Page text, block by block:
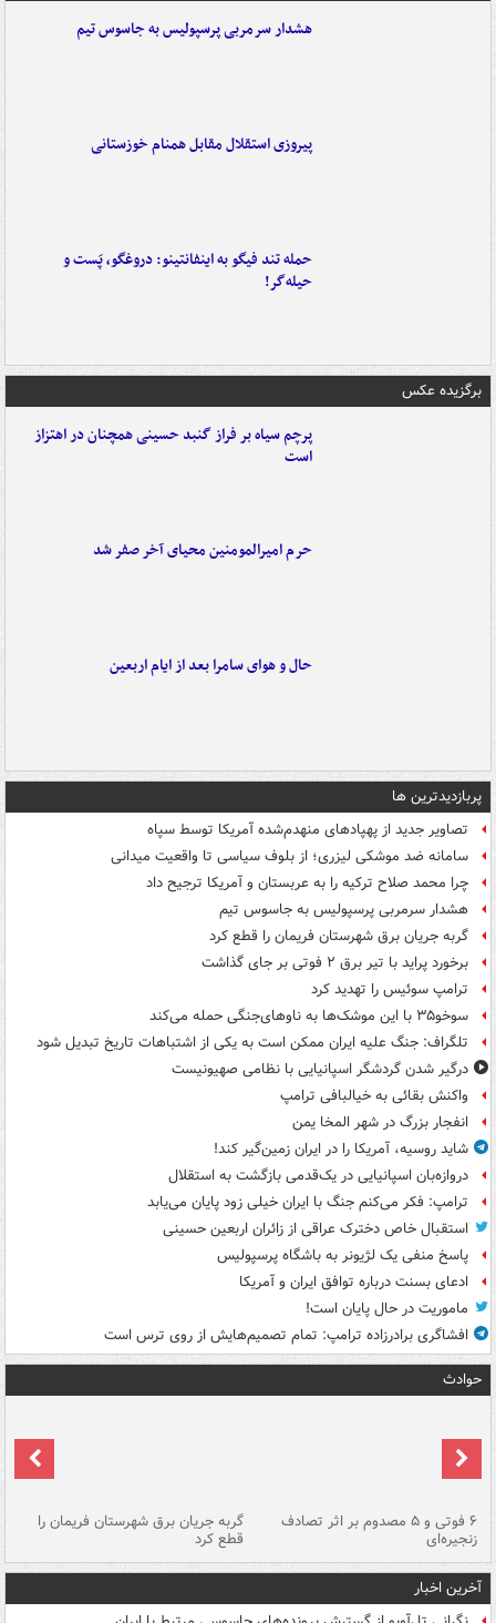
هشدار سرمربی پرسپولیس به جاسوس تیم
پیروزی استقلال مقابل همنام خوزستانی
حمله تند فیگو به اینفانتینو: دروغگو، پَست‌ و
حیله‌گر!
برگزیده عکس
پرچم سیاه بر فراز گنبد حسینی همچنان در اهتزاز
است
حرم امیرالمومنین محیای آخر صفر شد
حال و هوای سامرا بعد از ایام اربعین
پربازدیدترین ها
تصاویر جدید از پهپادهای منهدم‌شده آمریکا توسط سپاه
سامانه ضد موشکی لیزری؛ از بلوف سیاسی تا واقعیت میدانی
چرا محمد صلاح ترکیه را به عربستان و آمریکا ترجیح داد
هشدار سرمربی پرسپولیس به جاسوس تیم
گربه جریان برق شهرستان فریمان را قطع کرد
برخورد پراید با تیر برق ۲ فوتی بر جای گذاشت
ترامپ سوئیس را تهدید کرد
سوخو۳۵ با این موشک‌ها به ناوهای‌جنگی حمله می‌کند
تلگراف: جنگ علیه ایران ممکن است به یکی از اشتباهات تاریخ تبدیل شود
درگیر شدن گردشگر اسپانیایی با نظامی صهیونیست
واکنش بقائی به خیالبافی ترامپ
انفجار بزرگ در شهر المخا یمن
شاید روسیه، آمریکا را در ایران زمین‌گیر کند!
دروازه‌بان اسپانیایی در یک‌قدمی بازگشت به استقلال
ترامپ: فکر می‌کنم جنگ با ایران خیلی زود پایان می‌یابد
استقبال خاص دخترک عراقی از زائران اربعین حسینی
پاسخ منفی یک لژیونر به باشگاه پرسپولیس
ادعای بسنت درباره توافق ایران و آمریکا
ماموریت در حال پایان است!
افشاگری برادرزاده ترامپ: تمام تصمیم‌هایش از روی ترس است
حوادث
۶ فوتی و ۵ مصدوم بر اثر تصادف
زنجیره‌ای
گربه جریان برق شهرستان فریمان را
قطع کرد
آخرین اخبار